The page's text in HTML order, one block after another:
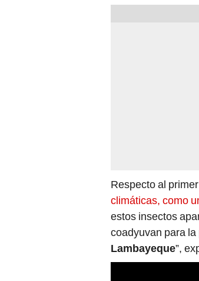
Respecto al
climáticas, como
estos insectos
coadyuvan para
Lambayeque”,